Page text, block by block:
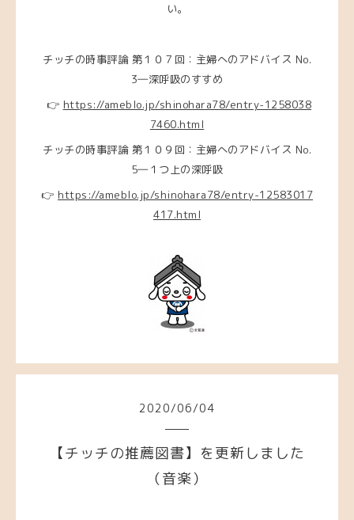
い。
チッチの時事評論 第１０７回：主婦へのアドバイス No.
3―深呼吸のすすめ
👉 https://ameblo.jp/shinohara78/entry-1258038
7460.html
チッチの時事評論 第１０９回：主婦へのアドバイス No.
5―１つ上の深呼吸
👉 https://ameblo.jp/shinohara78/entry-12583017
417.html
2020/06/04
【チッチの推薦図書】を更新しました
（音楽）